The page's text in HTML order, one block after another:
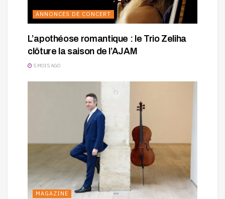
ANNONCES DE CONCERT
L’apothéose romantique : le Trio Zeliha
clôture la saison de l’AJAM
5 MOIS AGO
MAGAZINE